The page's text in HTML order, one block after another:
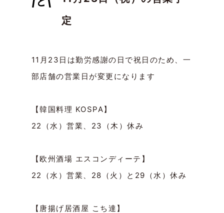
11月23日は勤労感謝の日で祝日のため、一
【韓国料理 KOSPA】
【欧州酒場 エスコンディーテ】